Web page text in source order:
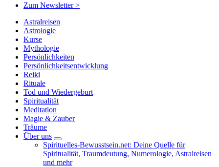
Zum Newsletter >
Astralreisen
Astrologie
Kurse
Mythologie
Persönlichkeiten
Persönlichkeitsentwicklung
Reiki
Rituale
Tod und Wiedergeburt
Spiritualität
Meditation
Magie & Zauber
Träume
Über uns
Spirituelles-Bewusstsein.net: Deine Quelle für
Spiritualität, Traumdeutung, Numerologie, Astralreisen
und mehr